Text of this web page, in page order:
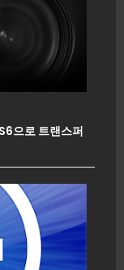
으로 트랜스퍼